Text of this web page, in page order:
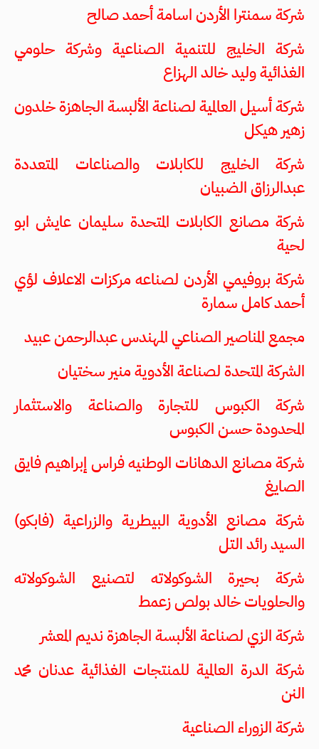
شركة سمنترا الأردن اسامة أحمد صالح
شركة الخليج للتنمية الصناعية وشركة حلومي
الغذائية وليد خالد الهزاع
شركة أسيل العالمية لصناعة الألبسة الجاهزة خلدون
زهير هيكل
شركة الخليج للكابلات والصناعات المتعددة
عبدالرزاق الضبيان
شركة مصانع الكابلات المتحدة سليمان عايش ابو
لحية
شركة بروفيمي الأردن لصناعه مركزات الاعلاف لؤي
أحمد كامل سمارة
مجمع المناصير الصناعي المهندس عبدالرحمن عبيد
الشركة المتحدة لصناعة الأدوية منير سختيان
شركة الكبوس للتجارة والصناعة والاستثمار
المحدودة حسن الكبوس
شركة مصانع الدهانات الوطنيه فراس إبراهيم فايق
الصايغ
شركة مصانع الأدوية البيطرية والزراعية (فابكو)
السيد رائد التل
شركة بحيرة الشوكولاته لتصنيع الشوكولاته
والحلويات خالد بولص زعمط
شركة الزي لصناعة الألبسة الجاهزة نديم المعشر
شركة الدرة العالمية للمنتجات الغذائية عدنان محمد
النن
شركة الزوراء الصناعية